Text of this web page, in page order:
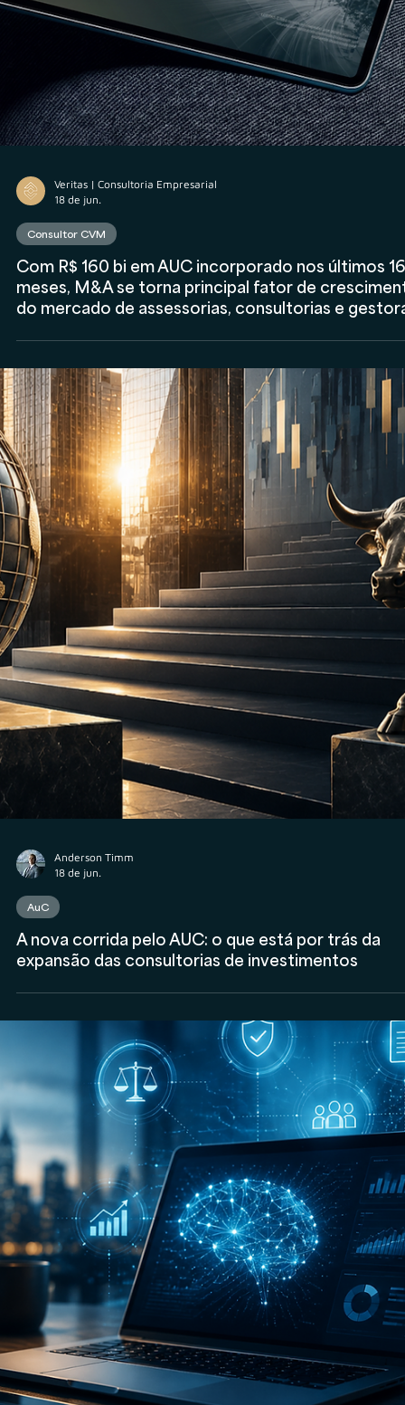
Anderson Timm
19 de jun.
O ecossistema XP como força central na
consolidação do mercado financeiro
Veritas | Consultoria Empresarial
18 de jun.